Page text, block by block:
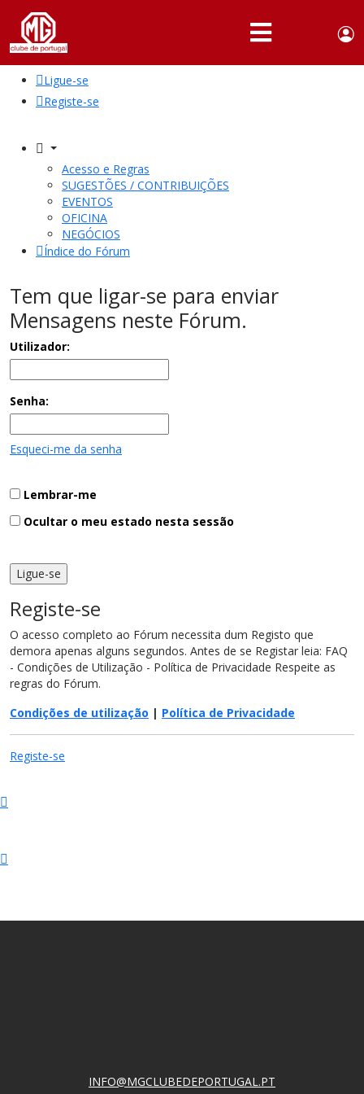
Portuguese,
English
QUEM
SOMOS
ATIVIDADES
NOTÍCIAS
FÓRUM
Ligue-se
Registe-se
Acesso e Regras
SUGESTÕES / CONTRIBUIÇÕES
EVENTOS
OFICINA
NEGÓCIOS
Índice do Fórum
Tem que ligar-se para enviar
Mensagens neste Fórum.
Utilizador:
Senha:
Esqueci-me da senha
Lembrar-me
Ocultar o meu estado nesta sessão
Registe-se
O acesso completo ao Fórum necessita dum Registo que
demora apenas alguns segundos. Antes de se Registar leia: FAQ
- Condições de Utilização - Política de Privacidade Respeite as
regras do Fórum.
Condições de utilização | Política de Privacidade
Registe-se
INFO@MGCLUBEDEPORTUGAL.PT